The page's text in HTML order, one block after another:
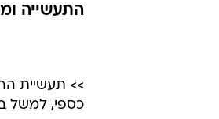
התעשייה
>> תעשיית
כספי, למשל